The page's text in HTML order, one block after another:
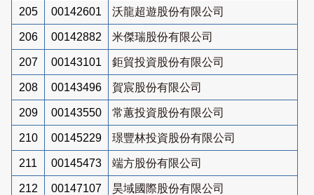
205 00142601 沃龍超遊股份有限公司
206 00142882 米傑瑞股份有限公司
207 00143101 鉅貿投資股份有限公司
208 00143496 賀宸股份有限公司
209 00143550 常蕙投資股份有限公司
210 00145229 璟豐林投資股份有限公司
211 00145473 端方股份有限公司
212 00147107 昊域國際股份有限公司